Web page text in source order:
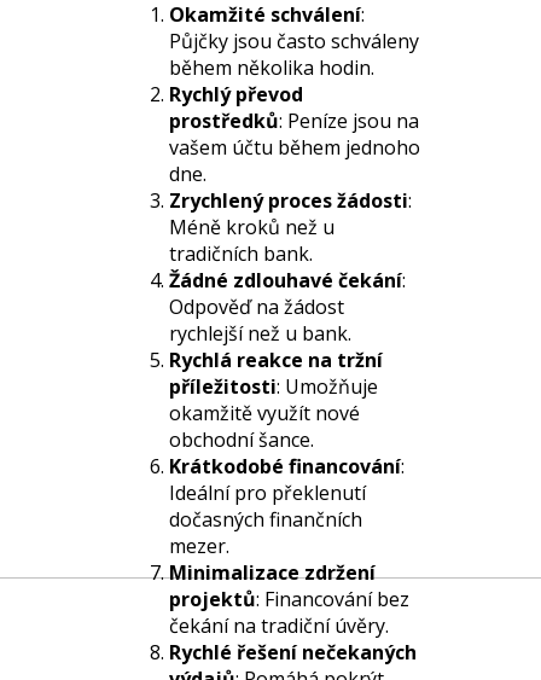
Okamžité schválení:
Půjčky jsou často schváleny
během několika hodin.
Rychlý převod
prostředků: Peníze jsou na
vašem účtu během jednoho
dne.
Zrychlený proces žádosti:
Méně kroků než u
tradičních bank.
Žádné zdlouhavé čekání:
Odpověď na žádost
rychlejší než u bank.
Rychlá reakce na tržní
příležitosti: Umožňuje
okamžitě využít nové
obchodní šance.
Krátkodobé financování:
Ideální pro překlenutí
dočasných finančních
mezer.
Minimalizace zdržení
projektů: Financování bez
čekání na tradiční úvěry.
Rychlé řešení nečekaných